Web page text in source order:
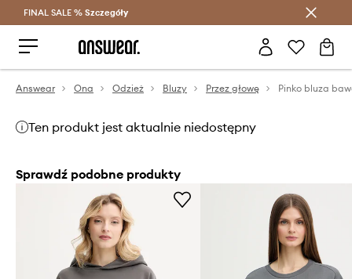
Oszczędzaj z Answear Club >
FINAL SALE % Szczegóły
Answear Ona Odzież Bluzy Przez głowę Pinko bluza
Ten produkt jest aktualnie niedostępny
Sprawdź podobne produkty